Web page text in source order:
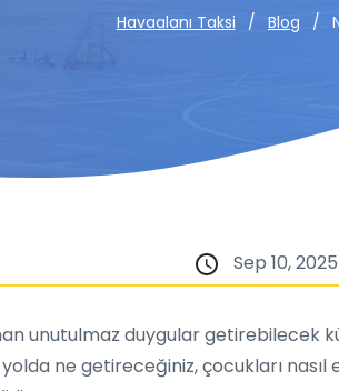
Havaalanı Taksi Blog
Sep 10,
unutulmaz duygular getirebilecek
ne getireceğiniz, çocukları